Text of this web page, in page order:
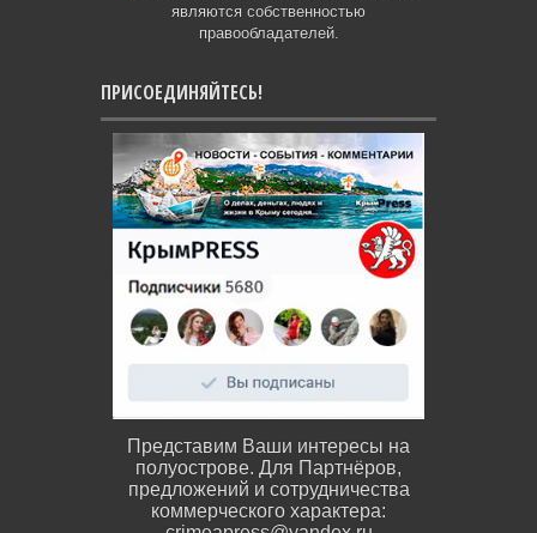
являются собственностью
правообладателей.
ПРИСОЕДИНЯЙТЕСЬ!
Представим Ваши интересы на
полуострове. Для Партнёров,
предложений и сотрудничества
коммерческого характера: